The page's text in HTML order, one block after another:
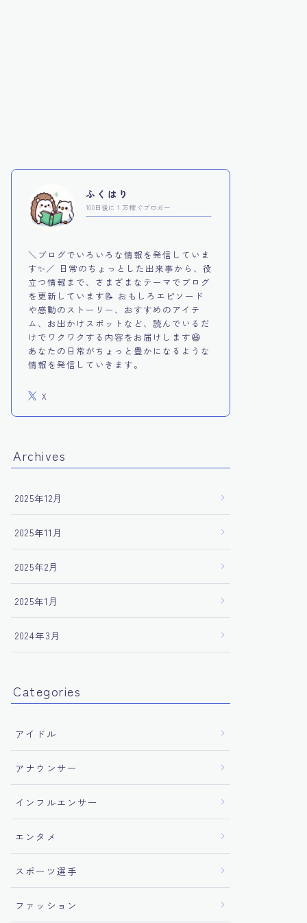
ふくはり
100日後に１万稼ぐブロガー
＼ブログでいろいろな情報を発信していま
す✨／ 日常のちょっとした出来事から、役
立つ情報まで、さまざまなテーマでブログ
を更新しています📝 おもしろエピソード
や感動のストーリー、おすすめのアイテ
ム、お出かけスポットなど、読んでいるだ
けでワクワクする内容をお届けします😆
あなたの日常がちょっと豊かになるような
情報を発信していきます。
X
Archives
2025年12月
2025年11月
2025年2月
2025年1月
2024年3月
Categories
アイドル
アナウンサー
インフルエンサー
エンタメ
スポーツ選手
ファッション